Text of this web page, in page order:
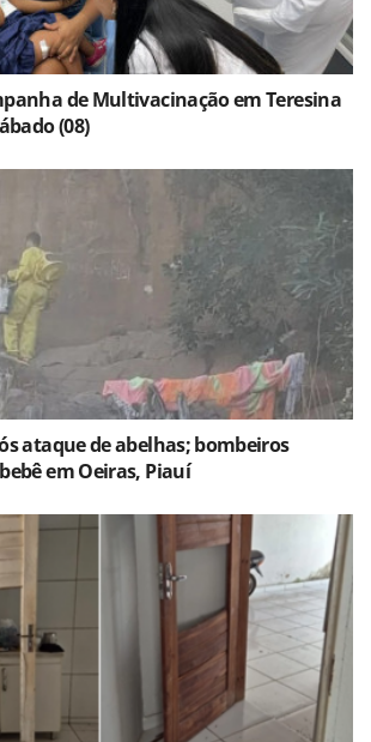
de Multivacinação em Teresina
(08)
ataque de abelhas; bombeiros
em Oeiras, Piauí